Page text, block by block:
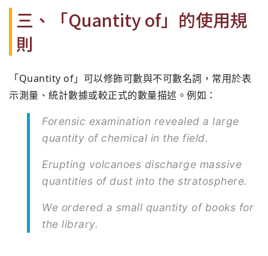
三、「Quantity of」的使用規
則
「Quantity of」可以修飾可數與不可數名詞，常用於表
示測量、統計數據或較正式的數量描述。例如：
Forensic examination revealed a large
quantity of chemical in the field.
Erupting volcanoes discharge massive
quantities of dust into the stratosphere.
We ordered a small quantity of books for
the library.